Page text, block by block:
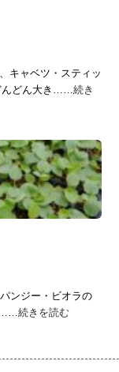
キャベツ・スティッ
んどん大き……続き
ンジー・ビオラの
続きを読む